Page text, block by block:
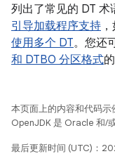
列出了常见的 DT
引导加载程序支持
使用多个 DT。您还
和 DTBO 分区格式
本页面上的内容和代码示
OpenJDK 是 Oracle 和/
最后更新时间 (UTC)：